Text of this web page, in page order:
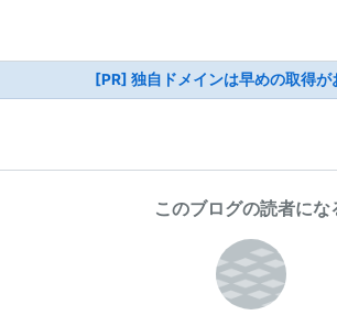
[PR] 独自ドメインは早めの取得が
このブログの読者にな